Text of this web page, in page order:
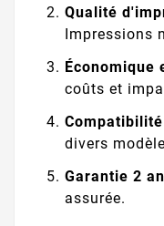
Qualité
Impressions
Économique
coûts et
divers
Garantie 2
assurée.